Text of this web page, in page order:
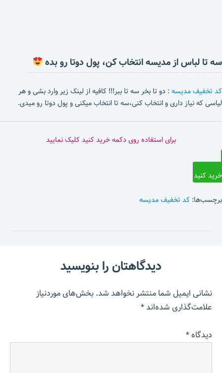
سه تا لباس از مدیسه انتخاب کن، پول دوتا رو بده
کد تخفیف مدیسه: دو تا بخر سه تا ببر!!! کافیه از لینک زیر وارد بشی و هر
لیاسی که نیاز داری و انتخاب کنی،سه تا انتخاب میکنی و پول دوتا رو میدی.
برای استفاده روی دکمه خرید کنید کلیک نمایید
خرید کنید
برچسب‌ها: کد تخفیف مدیسه
دیدگاهتان را بنویسید
نشانی ایمیل شما منتشر نخواهد شد.بخش‌های موردنیاز
علامت‌گذاری شده‌اند*
دیدگاه*